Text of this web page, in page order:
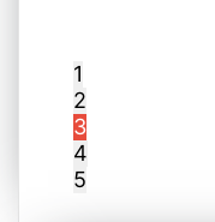
1
2
3
4
5